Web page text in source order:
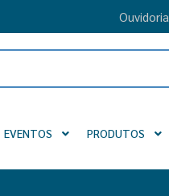
Ouvidoria
EVENTOS PRODUTOS